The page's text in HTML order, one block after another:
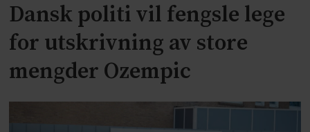
Dansk politi vil fengsle lege
for utskrivning av store
mengder Ozempic